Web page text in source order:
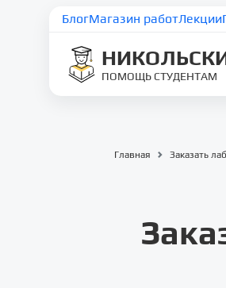
БлогМагазин работЛекции
ПОМОЩЬ СТУДЕНТАМ
Главная Заказать